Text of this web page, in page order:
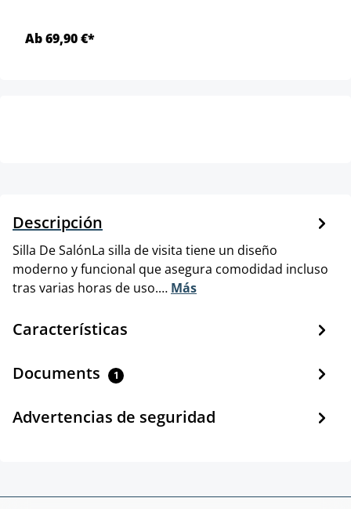
Ab 69,90 €*
Descripción
Silla De SalónLa silla de visita tiene un diseño
moderno y funcional que asegura comodidad incluso
tras varias horas de uso.… Más
Características
Documents 1
Advertencias de seguridad